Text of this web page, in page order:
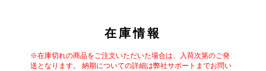
在庫情報
※在庫切れの商品をご注文いただいた場合は、入荷次第のご発
送となります。 納期についての詳細は弊社サポートまでお問い